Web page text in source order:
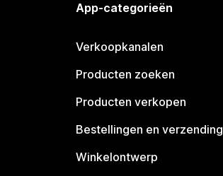
App-categorieën
Verkoopkanalen
Producten zoeken
Producten verkopen
Bestellingen en verzending
Winkelontwerp